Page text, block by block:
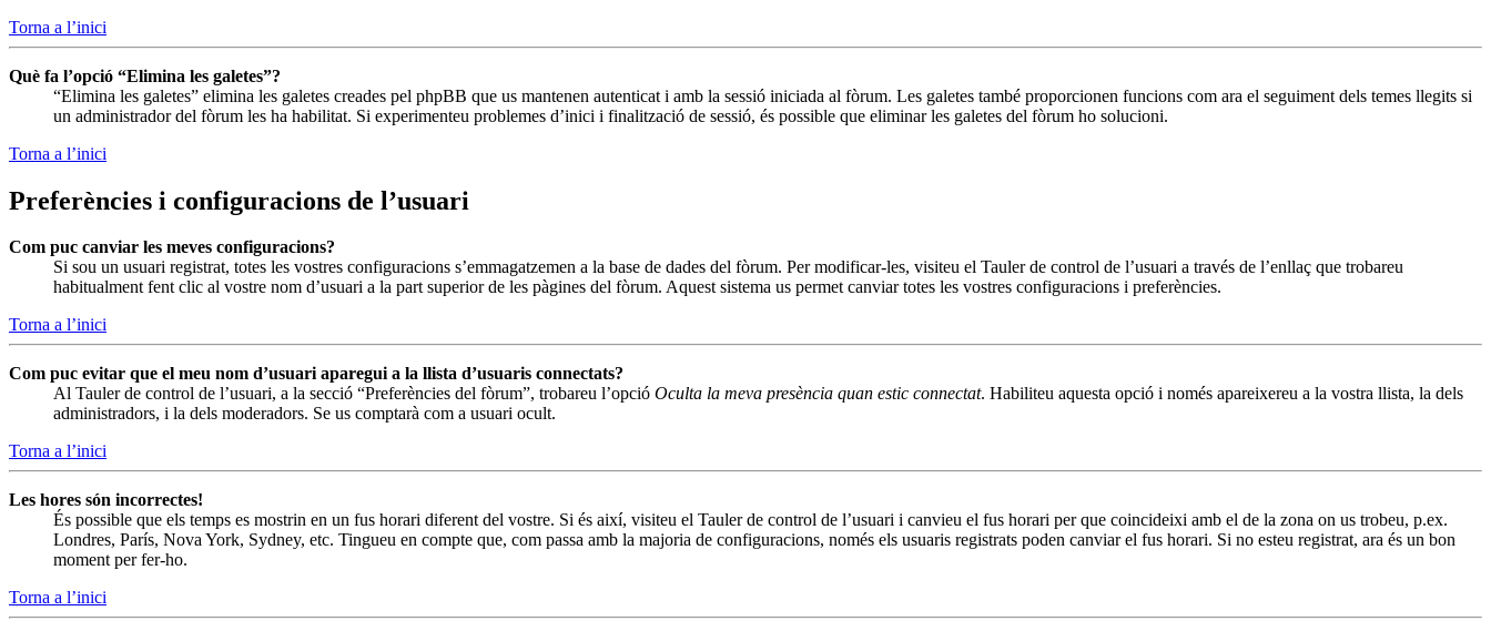
Torna a l’inici
Què fa l’opció “Elimina les galetes”?
“Elimina les galetes” elimina les galetes creades pel phpBB que us mantenen autenticat i amb la sessió iniciada al fòrum. Les galetes també proporcionen funcions com ara el seguiment dels temes llegits si
un administrador del fòrum les ha habilitat. Si experimenteu problemes d’inici i finalització de sessió, és possible que eliminar les galetes del fòrum ho solucioni.
Torna a l’inici
Preferències i configuracions de l’usuari
Com puc canviar les meves configuracions?
Si sou un usuari registrat, totes les vostres configuracions s’emmagatzemen a la base de dades del fòrum. Per modificar-les, visiteu el Tauler de control de l’usuari a través de l’enllaç que trobareu
habitualment fent clic al vostre nom d’usuari a la part superior de les pàgines del fòrum. Aquest sistema us permet canviar totes les vostres configuracions i preferències.
Torna a l’inici
Com puc evitar que el meu nom d’usuari aparegui a la llista d’usuaris connectats?
Al Tauler de control de l’usuari, a la secció “Preferències del fòrum”, trobareu l’opció Oculta la meva presència quan estic connectat. Habiliteu aquesta opció i només apareixereu a la vostra llista, la dels
administradors, i la dels moderadors. Se us comptarà com a usuari ocult.
Torna a l’inici
Les hores són incorrectes!
És possible que els temps es mostrin en un fus horari diferent del vostre. Si és així, visiteu el Tauler de control de l’usuari i canvieu el fus horari per que coincideixi amb el de la zona on us trobeu, p.ex.
Londres, París, Nova York, Sydney, etc. Tingueu en compte que, com passa amb la majoria de configuracions, només els usuaris registrats poden canviar el fus horari. Si no esteu registrat, ara és un bon
moment per fer-ho.
Torna a l’inici